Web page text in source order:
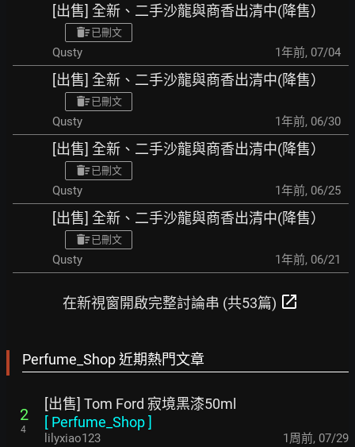
[出售] 全新、二手沙龍與商香出清中(降售）
已刪文
Qusty 1年前, 07/04
[出售] 全新、二手沙龍與商香出清中(降售）
已刪文
Qusty 1年前, 06/30
[出售] 全新、二手沙龍與商香出清中(降售）
已刪文
Qusty 1年前, 06/25
[出售] 全新、二手沙龍與商香出清中(降售）
已刪文
Qusty 1年前, 06/21
在新視窗開啟完整討論串 (共53篇) open_in_new
Perfume_Shop 近期熱門文章
2
4
[出售] Tom Ford 寂境黑漆50ml
[ Perfume_Shop]
lilyxiao123 1周前, 07/29